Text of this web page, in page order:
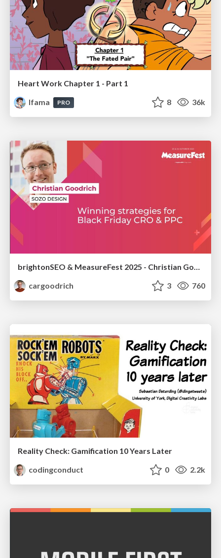
Heart Work Chapter 1 - Part 1
lfama
PRO 8 36k
brightonSEO & MeasureFest 2025 - Christian Goodrich - Winning strategies for Black Friday CRO & PPC
cargoodrich
3 760
Reality Check: Gamification 10 Years Later
codingconduct
0 2.2k